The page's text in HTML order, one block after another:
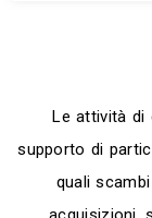
Le attività di
supporto di
quali